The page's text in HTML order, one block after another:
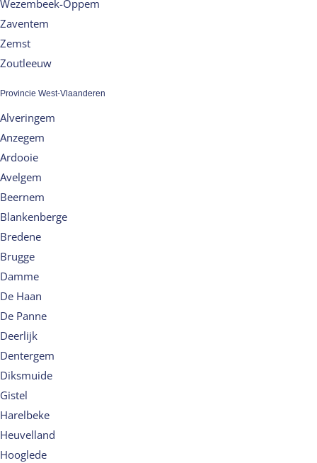
Wezembeek-Oppem
Zaventem
Zemst
Zoutleeuw
Provincie West-Vlaanderen
Alveringem
Anzegem
Ardooie
Avelgem
Beernem
Blankenberge
Bredene
Brugge
Damme
De Haan
De Panne
Deerlijk
Dentergem
Diksmuide
Gistel
Harelbeke
Heuvelland
Hooglede